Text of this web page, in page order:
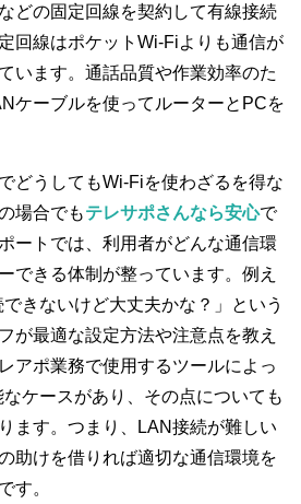
どの固定回線を契約して有線接続
回線はポケットWi-Fiよりも通信が
います。通話品質や作業効率のた
ケーブルを使ってルーターとPCを
どうしてもWi-Fiを使わざるを得な
場合でもテレサポさんなら安心で
ートでは、利用者がどんな通信環
できる体制が整っています。例え
きないけど大丈夫かな？」という
が最適な設定方法や注意点を教え
アポ業務で使用するツールによっ
ケースがあり、その点についても
ます。つまり、LAN接続が難しい
助けを借りれば適切な通信環境を
す。